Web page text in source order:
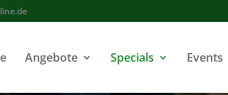
Angebote Specials Events